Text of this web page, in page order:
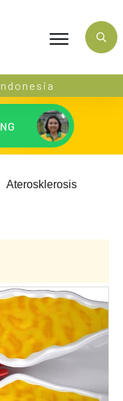
Aterosklerosis